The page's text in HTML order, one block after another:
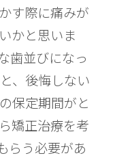
す際に痛みが
かと思いま
歯並びになっ
、後悔しない
保定期間がと
矯正治療を考
らう必要があ